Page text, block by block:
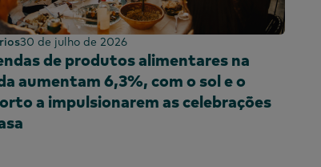
30 de julho de 2026
de produtos alimentares na
aumentam 6,3%, com o sol e o
a impulsionarem as celebrações